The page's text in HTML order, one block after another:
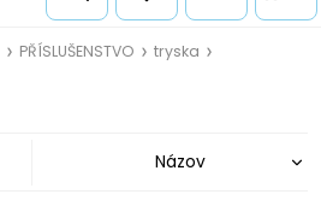
PŘÍSLUŠENSTVO tryska